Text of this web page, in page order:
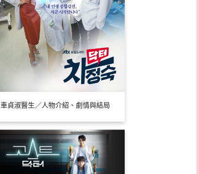
車貞淑醫生／人物介紹、劇情與結局